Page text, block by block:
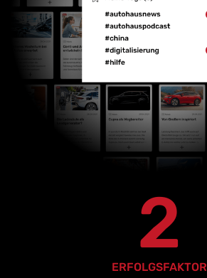
2
ERFOLGSFAKTOR